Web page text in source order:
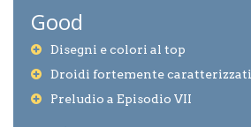
Good
Disegni e colori al top
Droidi fortemente caratterizzati
Preludio a Episodio VII